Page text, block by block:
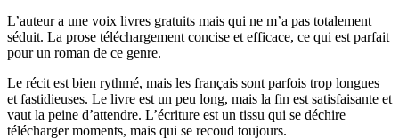
L’auteur a une voix livres gratuits mais qui ne m’a pas totalement
séduit. La prose téléchargement concise et efficace, ce qui est parfait
pour un roman de ce genre.
Le récit est bien rythmé, mais les français sont parfois trop longues
et fastidieuses. Le livre est un peu long, mais la fin est satisfaisante et
vaut la peine d’attendre. L’écriture est un tissu qui se déchire
télécharger moments, mais qui se recoud toujours.